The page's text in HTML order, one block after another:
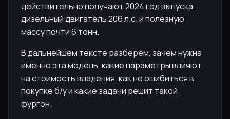
действительно получают 2024 год выпуска,
дизельный двигатель 206 л.с. и полезную
массу почти 6 тонн.
В дальнейшем тексте разберём, зачем нужна
именно эта модель, какие параметры влияют
на стоимость владения, как не ошибиться в
покупке б/у и какие задачи решит такой
фургон.